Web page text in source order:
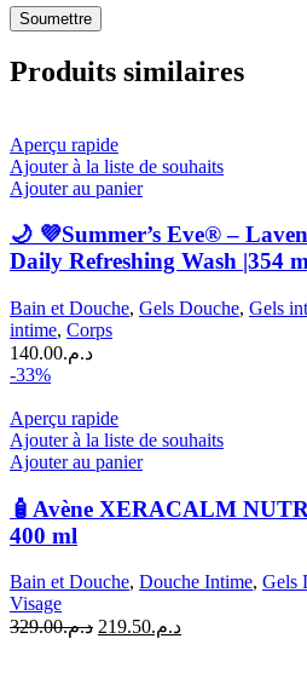
Produits similaires
Aperçu rapide
Ajouter à la liste de souhaits
Ajouter au panier
🌙 💜Summer’s Eve® –
Daily Refreshing Wash |354
Bain et Douche, Gels Douche, Gels
intime, Corps
د.م.140.00
-33%
Aperçu rapide
Ajouter à la liste de souhaits
Ajouter au panier
🧴Avène XERACALM
400 ml
Bain et Douche, Douche Intime, Gels
Visage
د.م.329.00
Le
د.م.219.50
Le